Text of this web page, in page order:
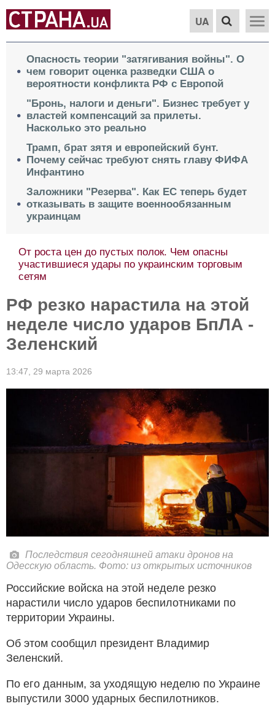
UA
Опасность теории "затягивания войны". О
чем говорит оценка разведки США о
вероятности конфликта РФ с Европой
"Бронь, налоги и деньги". Бизнес требует у
властей компенсаций за прилеты.
Насколько это реально
Трамп, брат зятя и европейский бунт.
Почему сейчас требуют снять главу ФИФА
Инфантино
Заложники "Резерва". Как ЕС теперь будет
отказывать в защите военнообязанным
украинцам
От роста цен до пустых полок. Чем опасны
участившиеся удары по украинским торговым
сетям
РФ резко нарастила на этой
неделе число ударов БпЛА -
Зеленский
13:47, 29 марта 2026
Последствия сегодняшней атаки дронов на
Одесскую область. Фото: из открытых источников
Российские войска на этой неделе резко
нарастили число ударов беспилотниками по
территории Украины.
Об этом сообщил президент Владимир
Зеленский.
По его данным, за уходящую неделю по Украине
выпустили 3000 ударных беспилотников.